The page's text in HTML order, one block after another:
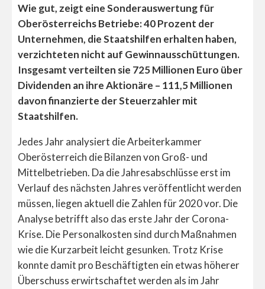
Wie gut, zeigt eine Sonderauswertung für
Oberösterreichs Betriebe: 40 Prozent der
Unternehmen, die Staatshilfen erhalten haben,
verzichteten nicht auf Gewinnausschüttungen.
Insgesamt verteilten sie 725 Millionen Euro über
Dividenden an ihre Aktionäre – 111,5 Millionen
davon finanzierte der Steuerzahler mit
Staatshilfen.
Jedes Jahr analysiert die Arbeiterkammer
Oberösterreich die Bilanzen von Groß- und
Mittelbetrieben. Da die Jahresabschlüsse erst im
Verlauf des nächsten Jahres veröffentlicht werden
müssen, liegen aktuell die Zahlen für 2020 vor. Die
Analyse betrifft also das erste Jahr der Corona-
Krise. Die Personalkosten sind durch Maßnahmen
wie die Kurzarbeit leicht gesunken. Trotz Krise
konnte damit pro Beschäftigten ein etwas höherer
Überschuss erwirtschaftet werden als im Jahr